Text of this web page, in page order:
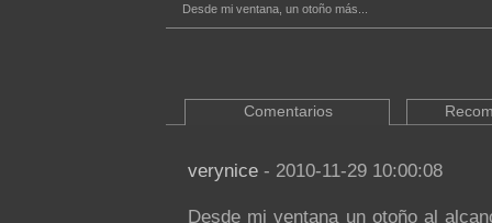
Desde mi ventana, un otoño más...
Comentarios
verynice - 2010-11-29 10:00:08
Desde mi ventana un otoño al